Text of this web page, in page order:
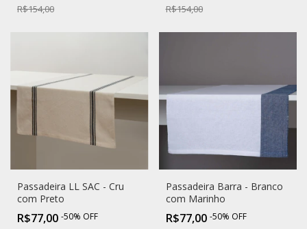
R$154,00 R$154,00
Passadeira LL SAC - Cru
com Preto
R$77,00 -50% OFF
Passadeira Barra - Branco
com Marinho
R$77,00 -50% OFF